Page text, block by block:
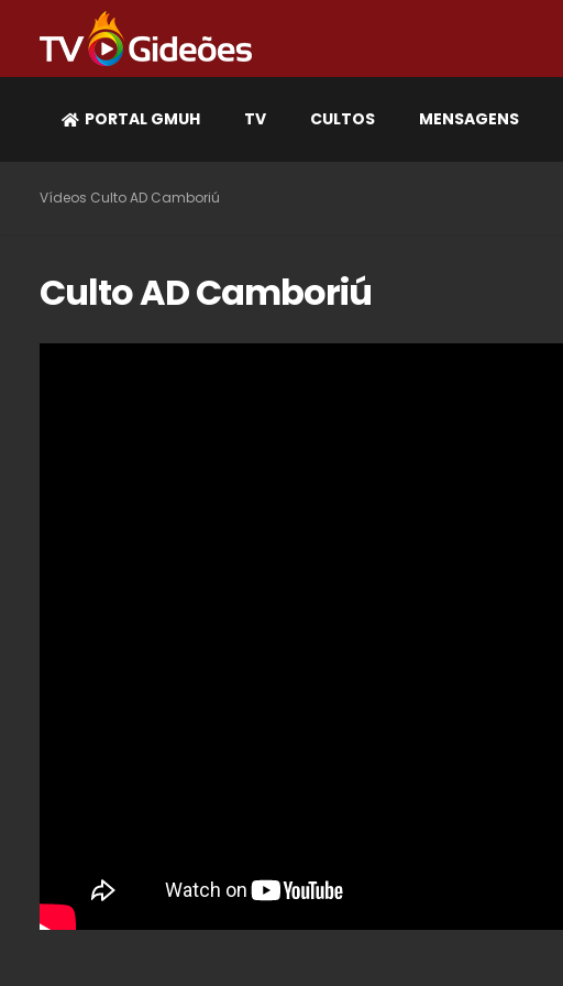
PORTAL GMUH TV CULTOS MENSAGENS
Vídeos Culto AD Camboriú
Culto AD Camboriú